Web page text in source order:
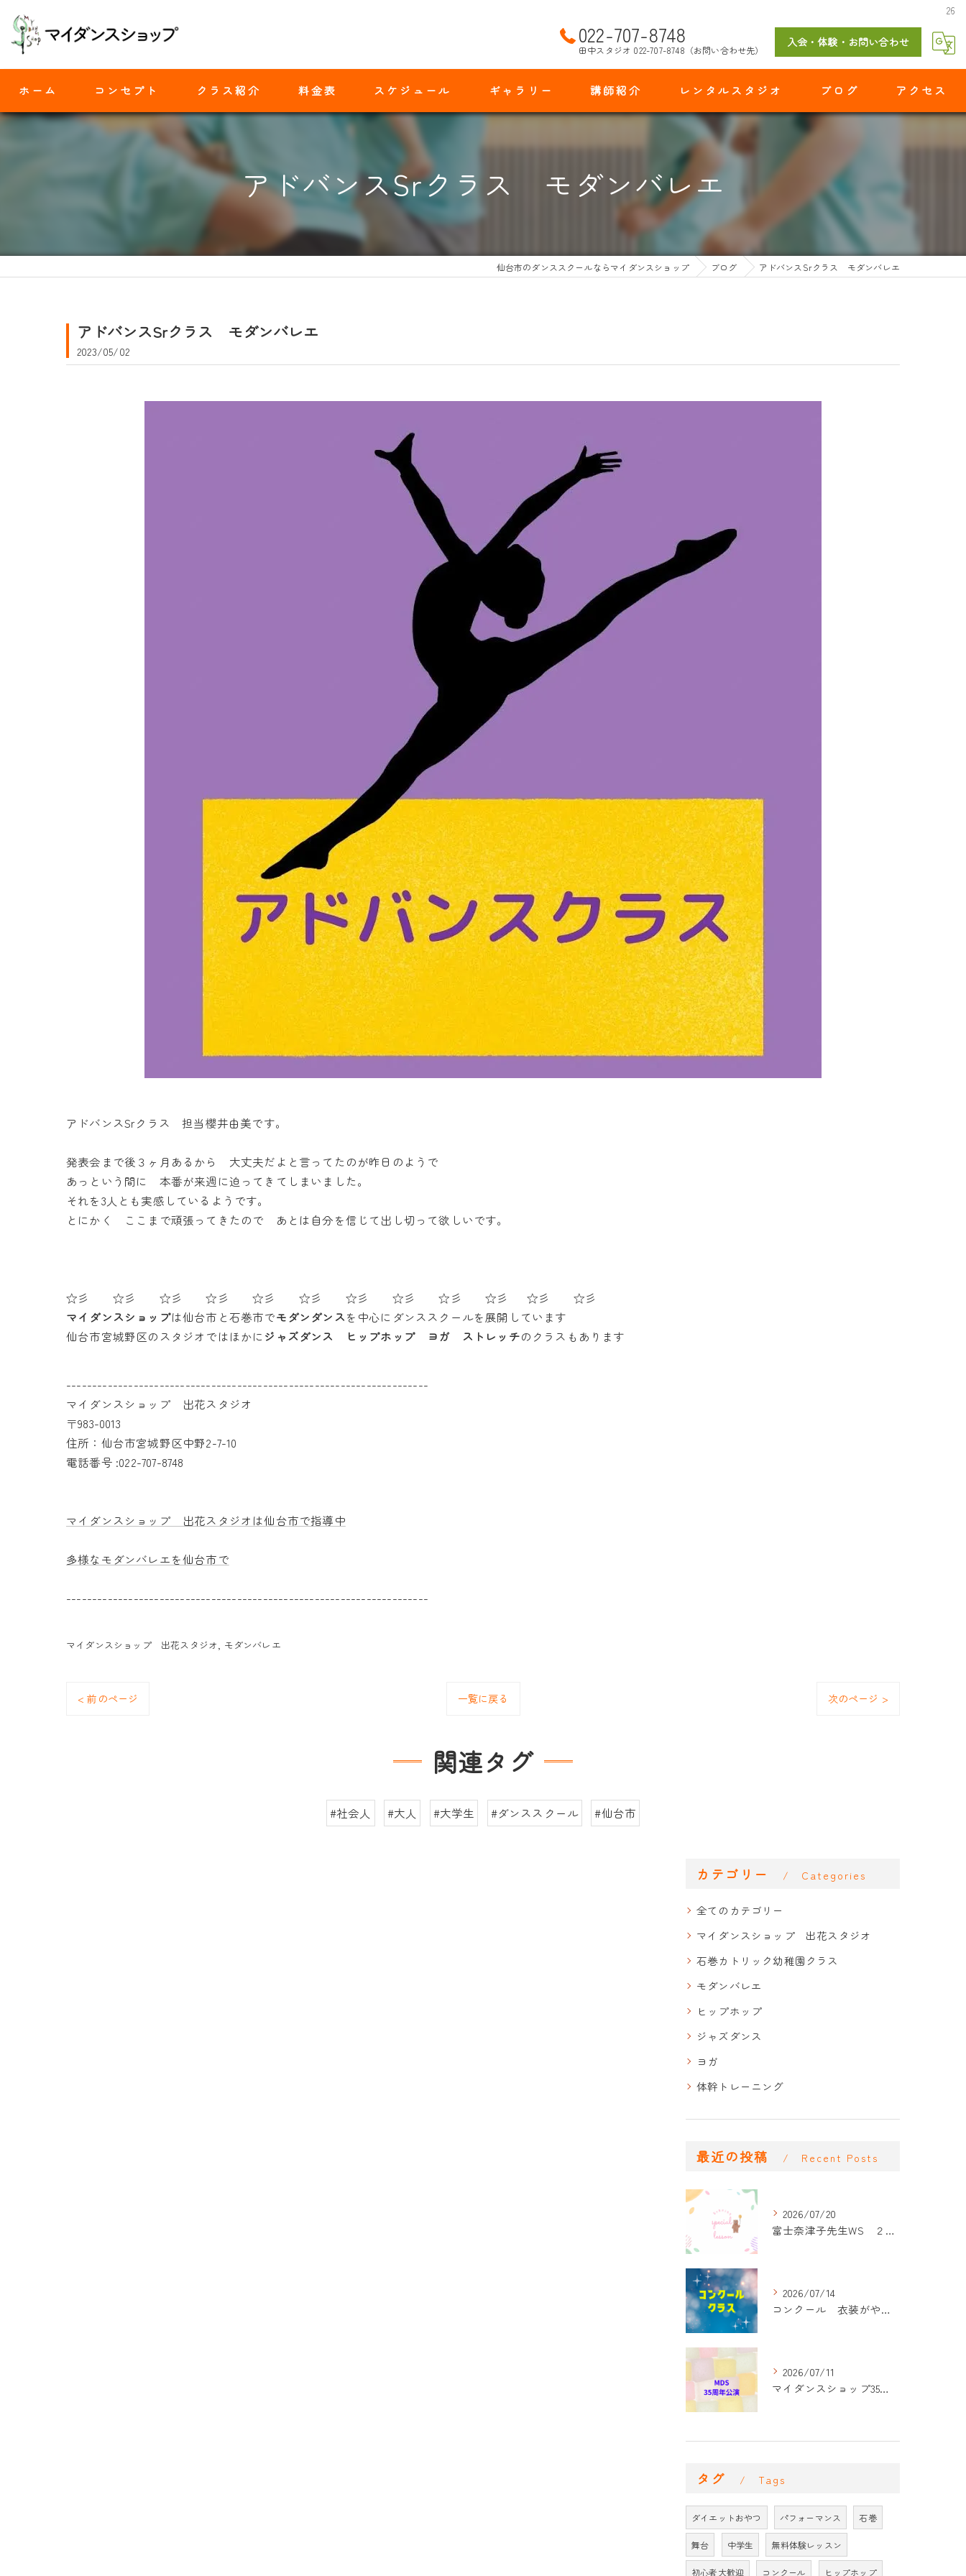
26
022-707-8748
田中スタジオ 022-707-8748（お問い合わせ先）
入会・体験・お問い合わせ
ホーム コンセプト クラス紹介
モダンバレエ
ヒップホップ
ジャズダンス
ストレッチ
料金表 スケジュール ギャラリー 講師紹介 レンタルスタジオ ブログ アクセス
マイダンスショップ 出花スタジオ
アドバンスSrクラス モダンバレエ
仙台市のダンススクールならマイダンスショップ ブログ アドバンスSrクラス モダンバレエ
アドバンスSrクラス モダンバレエ
2023/05/02
アドバンスSrクラス 担当櫻井由美です。
発表会まで後３ヶ月あるから 大丈夫だよと言ってたのが昨日のようで
あっという間に 本番が来週に迫ってきてしまいました。
それを3人とも実感しているようです。
とにかく ここまで頑張ってきたので あとは自分を信じて出し切って欲しいです。
☆彡 ☆彡 ☆彡 ☆彡 ☆彡 ☆彡 ☆彡 ☆彡 ☆彡 ☆彡 ☆彡 ☆彡
マイダンスショップは仙台市と石巻市でモダンダンスを中心にダンススクールを展開しています
仙台市宮城野区のスタジオではほかにジャズダンス ヒップホップ ヨガ ストレッチのクラスもあります
----------------------------------------------------------------------
マイダンスショップ 出花スタジオ
〒983-0013
住所：仙台市宮城野区中野2-7-10
電話番号 :022-707-8748
マイダンスショップ 出花スタジオは仙台市で指導中
多様なモダンバレエを仙台市で
----------------------------------------------------------------------
マイダンスショップ 出花スタジオ モダンバレエ
< 前のページ 一覧に戻る 次のページ >
関連タグ
#社会人 #大人 #大学生 #ダンススクール #仙台市
カテゴリー Categories
全てのカテゴリー
マイダンスショップ 出花スタジオ
石巻カトリック幼稚園クラス
モダンバレエ
ヒップホップ
ジャズダンス
ヨガ
体幹トレーニング
最近の投稿 Recent Posts
2026/07/20
富士奈津子先生WS ２回目
2026/07/14
コンクール 衣装がやって来た！
2026/07/11
マイダンスショップ35周年記念公演 振付開始
タグ Tags
ダイエットおやつ パフォーマンス 石巻
舞台 中学生 無料体験レッスン
初心者大歓迎 コンクール ヒップホップ